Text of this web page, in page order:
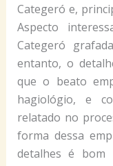
Categeró e,
Aspecto
Categeró
entanto, o
que o beato
hagiológio, e
relatado no
forma dessa
detalhes é bom